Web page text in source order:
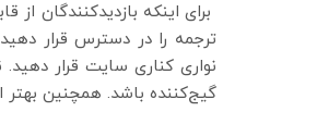
برای اینکه بازدیدکنندگان
ترجمه را در دسترس قرار
نواری کناری سایت قرار
گیج‌کننده باشد. همچنین بهتر